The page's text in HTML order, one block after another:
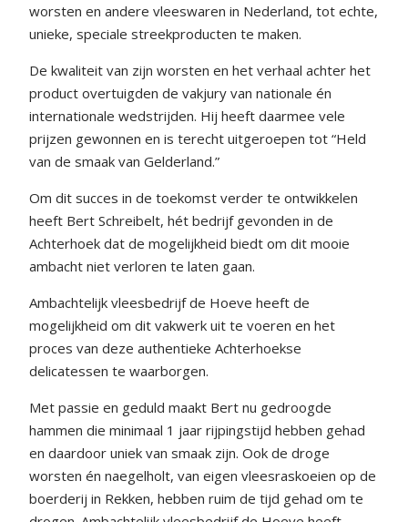
worsten en andere vleeswaren in Nederland, tot echte,
unieke, speciale streekproducten te maken.
De kwaliteit van zijn worsten en het verhaal achter het
product overtuigden de vakjury van nationale én
internationale wedstrijden. Hij heeft daarmee vele
prijzen gewonnen en is terecht uitgeroepen tot “Held
van de smaak van Gelderland.”
Om dit succes in de toekomst verder te ontwikkelen
heeft Bert Schreibelt, hét bedrijf gevonden in de
Achterhoek dat de mogelijkheid biedt om dit mooie
ambacht niet verloren te laten gaan.
Ambachtelijk vleesbedrijf de Hoeve heeft de
mogelijkheid om dit vakwerk uit te voeren en het
proces van deze authentieke Achterhoekse
delicatessen te waarborgen.
Met passie en geduld maakt Bert nu gedroogde
hammen die minimaal 1 jaar rijpingstijd hebben gehad
en daardoor uniek van smaak zijn. Ook de droge
worsten én naegelholt, van eigen vleesraskoeien op de
boerderij in Rekken, hebben ruim de tijd gehad om te